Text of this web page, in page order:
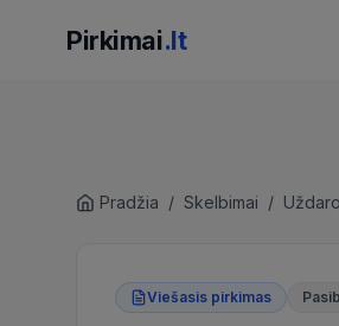
Pirkimai.lt
Pradžia / Skelbimai /
Viešasis pirkimas